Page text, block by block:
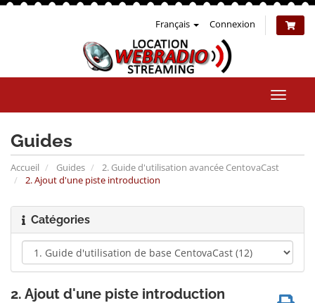
Français Connexion
la
Guides
Accueil Guides
2. Guide d'utilisation avancée CentovaCast
2. Ajout d'une piste introduction
Catégories
2. Ajout d'une piste introduction